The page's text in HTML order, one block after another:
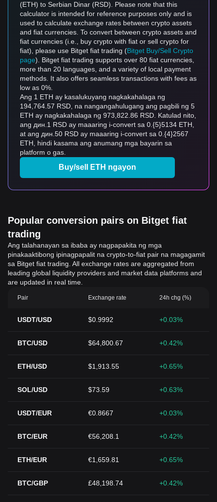
(ETH) to Serbian Dinar (RSD). Please note that this
calculator is intended for reference purposes only and is
used to calculate exchange rates between crypto assets
and fiat currencies. To convert between crypto assets and
fiat currencies (i.e., buy crypto with fiat or sell crypto for
fiat), please use Bitget fiat trading (Bitget Buy/Sell Crypto
page). Bitget fiat trading supports over 80 fiat currencies,
more than 20 languages, and a variety of local payment
methods. It also offers seamless transactions with fees as
low as 0%.
Ang 1 ETH ay kasalukuyang nagkakahalaga ng
194,764.57 RSD, na nangangahulugang ang pagbili ng 5
ETH ay nagkakahalaga ng 973,822.86 RSD. Katulad nito,
ang дин.1 RSD ay maaaring i-convert sa 0.{5}5134 ETH,
at ang дин.50 RSD ay maaaring i-convert sa 0.{4}2567
ETH, hindi kasama ang anumang mga bayarin sa
platform o gas.
Buy/sell ETH ngayon
Popular conversion pairs on Bitget fiat
trading
Ang talahanayan sa ibaba ay nagpapakita ng mga
pinakaaktibong ipinagpapalit na crypto-to-fiat pair na magagamit
sa Bitget fiat trading. All exchange rates are aggregated from
leading global liquidity providers and market data platforms and
are updated in real time.
Pair Exchange rate 24h chg (%)
USDT/USD $0.9992 +0.03%
BTC/USD $64,800.67 +0.42%
ETH/USD $1,913.55 +0.65%
SOL/USD $73.59 +0.63%
USDT/EUR €0.8667 +0.03%
BTC/EUR €56,208.1 +0.42%
ETH/EUR €1,659.81 +0.65%
BTC/GBP £48,198.74 +0.42%